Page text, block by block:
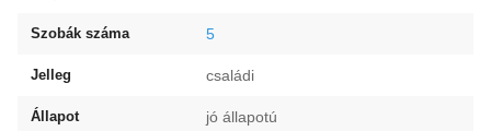
Szobák száma 5
Jelleg családi
Állapot jó állapotú